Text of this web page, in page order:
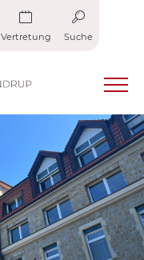
Vertretung Suche